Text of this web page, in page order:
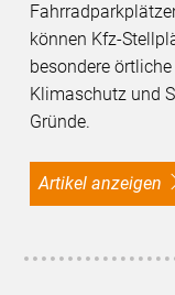
können Kfz-
besondere
Klimaschutz und
Gründe.
Artikel anzeigen